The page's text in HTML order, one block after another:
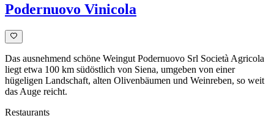
Podernuovo Vinicola
Das ausnehmend schöne Weingut Podernuovo Srl Società Agricola
liegt etwa 100 km südöstlich von Siena, umgeben von einer
hügeligen Landschaft, alten Olivenbäumen und Weinreben, so weit
das Auge reicht.
Restaurants